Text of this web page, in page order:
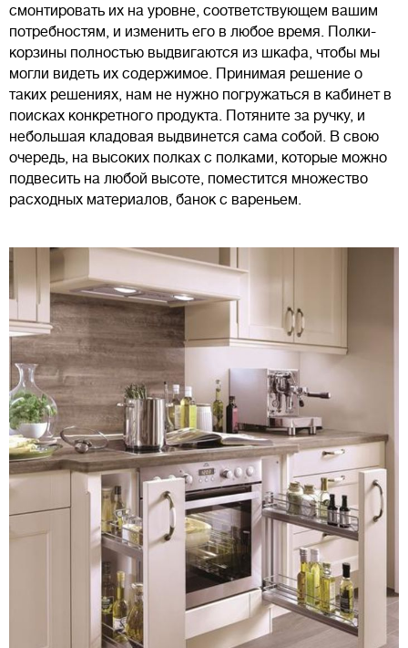
смонтировать их на уровне, соответствующем вашим
потребностям, и изменить его в любое время. Полки-
корзины полностью выдвигаются из шкафа, чтобы мы
могли видеть их содержимое. Принимая решение о
таких решениях, нам не нужно погружаться в кабинет в
поисках конкретного продукта. Потяните за ручку, и
небольшая кладовая выдвинется сама собой. В свою
очередь, на высоких полках с полками, которые можно
подвесить на любой высоте, поместится множество
расходных материалов, банок с вареньем.